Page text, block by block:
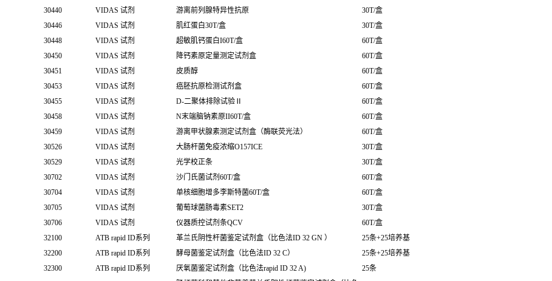
30440
VIDAS 试剂 游离前列腺特异性抗原
30T/盒
30446
VIDAS 试剂 肌红蛋白30T/盒
30T/盒
30448
VIDAS 试剂 超敏肌钙蛋白I60T/盒
60T/盒
30450
VIDAS 试剂 降钙素原定量测定试剂盒
60T/盒
30451
VIDAS 试剂 皮质醇
60T/盒
30453
VIDAS 试剂 癌胚抗原检测试剂盒
60T/盒
30455
VIDAS 试剂 D-二聚体排除试验Ⅱ
60T/盒
30458
VIDAS 试剂 N末端脑钠素原II60T/盒
60T/盒
30459
VIDAS 试剂 游离甲状腺素测定试剂盒（酶联荧光法）
60T/盒
30526
VIDAS 试剂 大肠杆菌免疫浓缩O157ICE
30T/盒
30529
VIDAS 试剂 光学校正条
30T/盒
30702
VIDAS 试剂 沙门氏菌试剂60T/盒
60T/盒
30704
VIDAS 试剂 单核细胞增多李斯特菌60T/盒
60T/盒
30705
VIDAS 试剂 葡萄球菌肠毒素SET2
30T/盒
30706
VIDAS 试剂 仪器质控试剂条QCV
60T/盒
32100
ATB rapid ID系列 革兰氏阴性杆菌鉴定试剂盒（比色法ID 32 GN ）
25条+25培养基
32200
ATB rapid ID系列 酵母菌鉴定试剂盒（比色法ID 32 C）
25条+25培养基
32300
ATB rapid ID系列 厌氧菌鉴定试剂盒（比色法rapid ID 32 A)
25条